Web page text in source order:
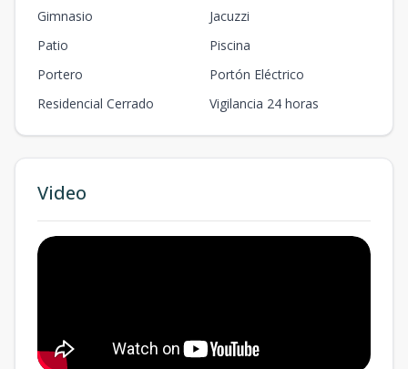
Gimnasio
Jacuzzi
Patio
Piscina
Portero
Portón Eléctrico
Residencial Cerrado
Vigilancia 24 horas
Video